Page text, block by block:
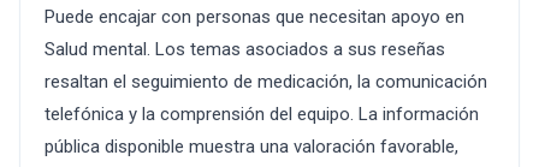
Puede encajar con personas que necesitan apoyo en
Salud mental. Los temas asociados a sus reseñas
resaltan el seguimiento de medicación, la comunicación
telefónica y la comprensión del equipo. La información
pública disponible muestra una valoración favorable,